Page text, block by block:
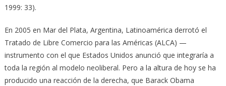
1999: 33).
En 2005 en Mar del Plata, Argentina, Latinoamérica derrotó el
Tratado de Libre Comercio para las Américas (ALCA) —
instrumento con el que Estados Unidos anunció que integraría a
toda la región al modelo neoliberal. Pero a la altura de hoy se ha
producido una reacción de la derecha, que Barack Obama